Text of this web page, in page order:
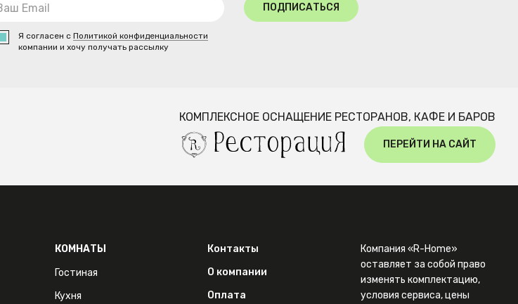
Я согласен с Политикой конфиденциальности
компании и хочу получать рассылку
ПОДПИСАТЬСЯ
КОМПЛЕКСНОЕ ОСНАЩЕНИЕ РЕСТОРАНОВ, КАФЕ И БАРОВ
ПЕРЕЙТИ НА САЙТ
КОМНАТЫ
Гостиная
Кухня
Контакты
О компании
Оплата
Компания «R-Home»
оставляет за собой право
изменять комплектацию,
условия сервиса, цены